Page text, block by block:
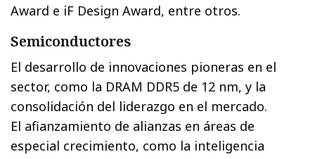
Award e iF Design Award, entre otros.
Semiconductores
El desarrollo de innovaciones pioneras en el
sector, como la DRAM DDR5 de 12 nm, y la
consolidación del liderazgo en el mercado.
El afianzamiento de alianzas en áreas de
especial crecimiento, como la inteligencia